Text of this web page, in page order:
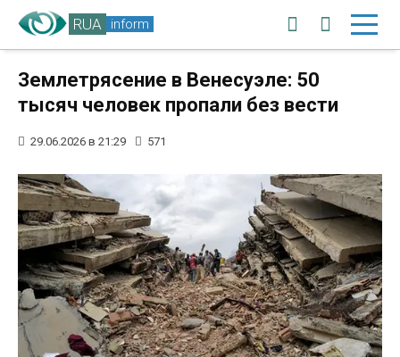
RUA inform
Землетрясение в Венесуэле: 50
тысяч человек пропали без вести
29.06.2026 в 21:29 571